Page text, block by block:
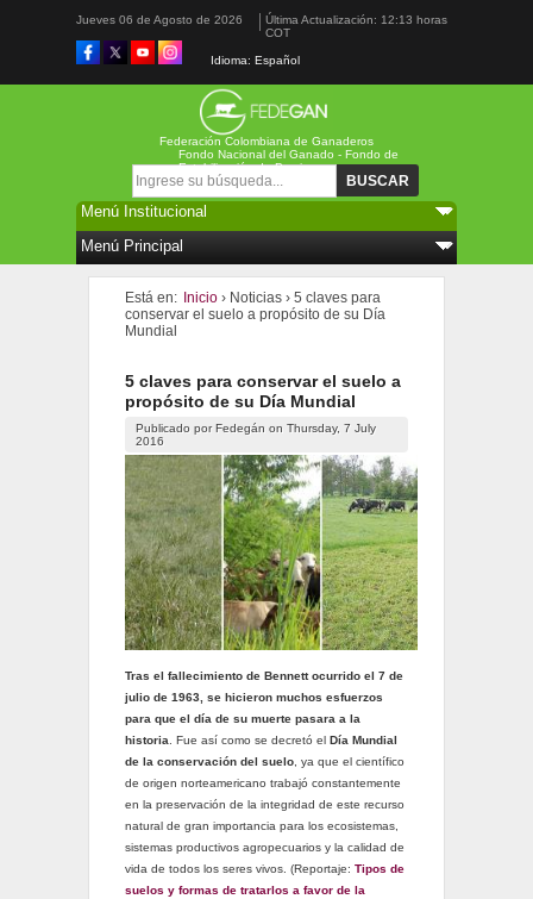
Jueves 06 de Agosto de 2026
Última Actualización: 12:13 horas
COT
Idioma: Español
Federación Colombiana de Ganaderos
Formulario de búsqueda
Fondo Nacional del Ganado - Fondo de
Estabilización de Precios
Está en: Inicio › Noticias › 5 claves para
conservar el suelo a propósito de su Día
Mundial
5 claves para conservar el suelo a
propósito de su Día Mundial
Publicado por Fedegán on Thursday, 7 July
2016
Tras el fallecimiento de Bennett ocurrido el 7 de
julio de 1963, se hicieron muchos esfuerzos
para que el día de su muerte pasara a la
historia. Fue así como se decretó el
Día Mundial
de la conservación del suelo, ya que el científico
de origen norteamericano trabajó constantemente
en la preservación de la integridad de este recurso
natural de gran importancia para los ecosistemas,
sistemas productivos agropecuarios y la calidad de
vida de todos los seres vivos. (Reportaje: Tipos de
suelos y formas de tratarlos a favor de la